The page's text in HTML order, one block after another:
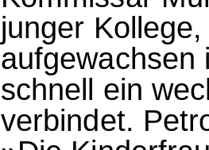
junger
aufgewachsen
schnell ein
verbindet.